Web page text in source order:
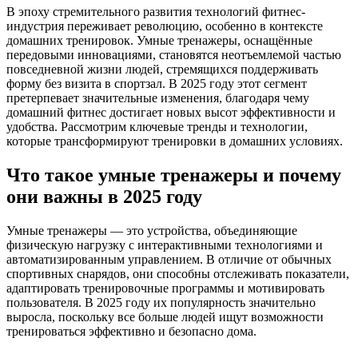
В эпоху стремительного развития технологий фитнес-
индустрия переживает революцию, особенно в контексте
домашних тренировок. Умные тренажеры, оснащённые
передовыми инновациями, становятся неотъемлемой частью
повседневной жизни людей, стремящихся поддерживать
форму без визита в спортзал. В 2025 году этот сегмент
претерпевает значительные изменения, благодаря чему
домашний фитнес достигает новых высот эффективности и
удобства. Рассмотрим ключевые тренды и технологии,
которые трансформируют тренировки в домашних условиях.
Что такое умные тренажеры и почему
они важны в 2025 году
Умные тренажеры — это устройства, объединяющие
физическую нагрузку с интерактивными технологиями и
автоматизированным управлением. В отличие от обычных
спортивных снарядов, они способны отслеживать показатели,
адаптировать тренировочные программы и мотивировать
пользователя. В 2025 году их популярность значительно
выросла, поскольку все больше людей ищут возможности
тренироваться эффективно и безопасно дома.